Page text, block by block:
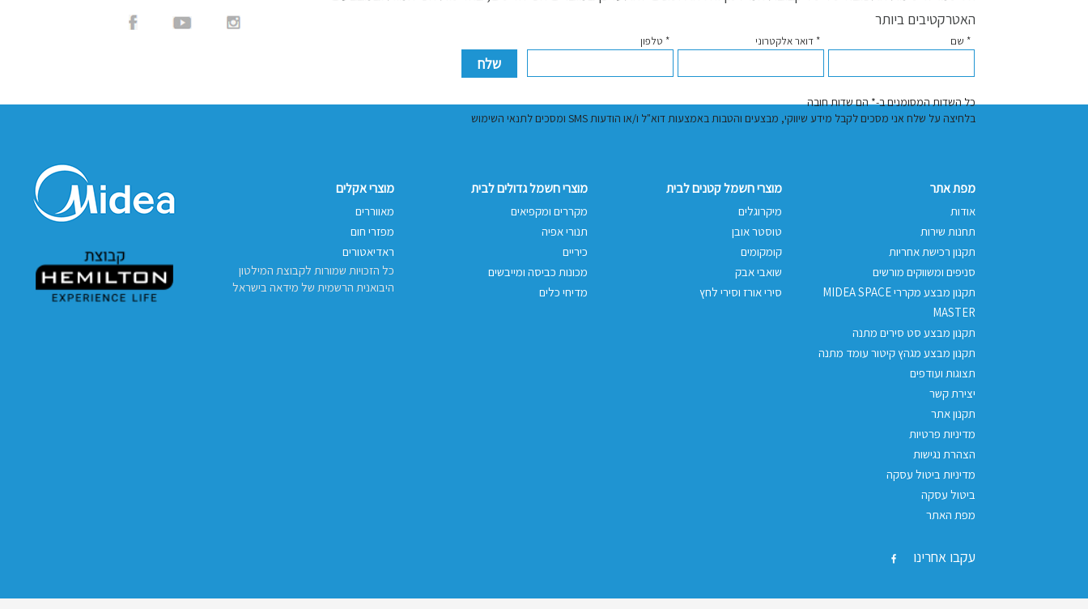
האטרקטיבים ביותר
* שם * דואר אלקטרוני * טלפון
כל השדות המסומנים ב-* הם שדות חובה
בלחיצה על שלח אני מסכים לקבל מידע שיווקי, מבצעים והטבות באמצעות דוא"ל ו/או הודעות SMS ומסכים לתנאי השימוש
מפת אתר
אודות
תחנות שירות
תקנון רכישת אחריות
סניפים ומשווקים מורשים
תקנון מבצע מקררי MIDEA SPACE
MASTER
תקנון מבצע סט סירים מתנה
תקנון מבצע מגהץ קיטור עומד מתנה
תצוגות ועודפים
יצירת קשר
תקנון אתר
מדיניות פרטיות
הצהרת נגישות
מדיניות ביטול עסקה
ביטול עסקה
מפת האתר
מוצרי חשמל קטנים לבית
מיקרוגלים
טוסטר אובן
קומקומים
שואבי אבק
סירי אורז וסירי לחץ
מוצרי חשמל גדולים לבית
מקררים ומקפיאים
תנורי אפיה
כיריים
מכונות כביסה ומייבשים
מדיחי כלים
מוצרי אקלים
מאווררים
מפזרי חום
ראדיאטורים
כל הזכויות שמורות לקבוצת המילטון
היבואנית הרשמית של מידאה בישראל
עקבו אחרינו